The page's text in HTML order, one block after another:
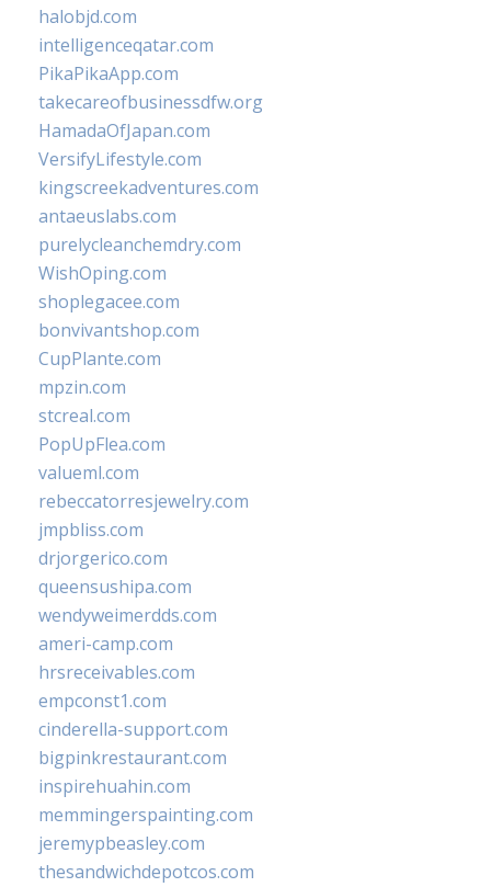
halobjd.com
intelligenceqatar.com
PikaPikaApp.com
takecareofbusinessdfw.org
HamadaOfJapan.com
VersifyLifestyle.com
kingscreekadventures.com
antaeuslabs.com
purelycleanchemdry.com
WishOping.com
shoplegacee.com
bonvivantshop.com
CupPlante.com
mpzin.com
stcreal.com
PopUpFlea.com
valueml.com
rebeccatorresjewelry.com
jmpbliss.com
drjorgerico.com
queensushipa.com
wendyweimerdds.com
ameri-camp.com
hrsreceivables.com
empconst1.com
cinderella-support.com
bigpinkrestaurant.com
inspirehuahin.com
memmingerspainting.com
jeremypbeasley.com
thesandwichdepotcos.com